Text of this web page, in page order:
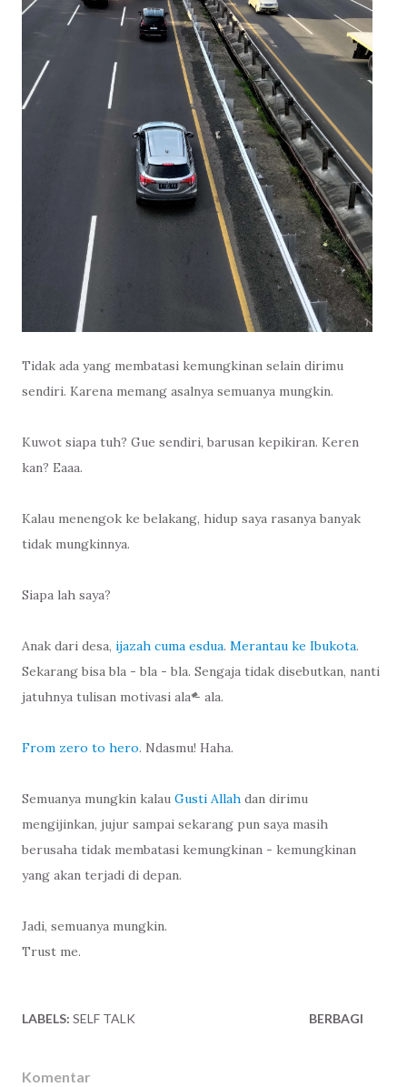
Tidak ada yang membatasi kemungkinan selain dirimu
sendiri. Karena memang asalnya semuanya mungkin.
Kuwot siapa tuh? Gue sendiri, barusan kepikiran. Keren
kan? Eaaa.
Kalau menengok ke belakang, hidup saya rasanya banyak
tidak mungkinnya.
Siapa lah saya?
Anak dari desa, ijazah cuma esdua. Merantau ke Ibukota.
Sekarang bisa bla - bla - bla. Sengaja tidak disebutkan, nanti
jatuhnya tulisan motivasi ala - ala.
From zero to hero. Ndasmu! Haha.
Semuanya mungkin kalau Gusti Allah dan dirimu
mengijinkan, jujur sampai sekarang pun saya masih
berusaha tidak membatasi kemungkinan - kemungkinan
yang akan terjadi di depan.
Jadi, semuanya mungkin.
Trust me.
LABELS: SELF TALK BERBAGI
Komentar